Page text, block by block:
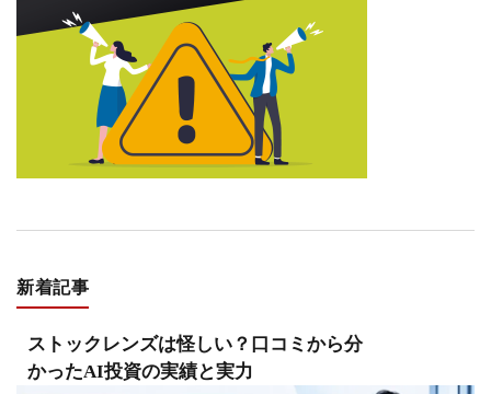
新着記事
ストックレンズは怪しい？口コミから分
かったAI投資の実績と実力